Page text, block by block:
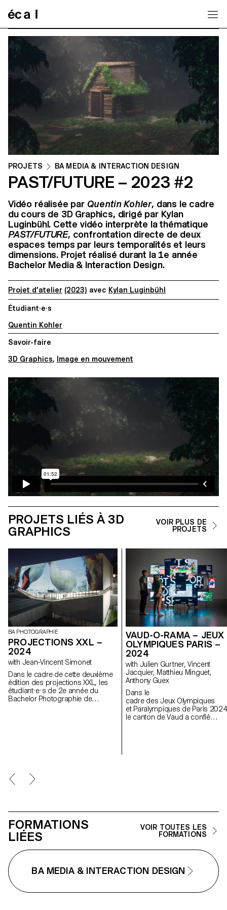
PROJETS BA MEDIA & INTERACTION DESIGN
PAST/FUTURE – 2023 #2
Vidéo réalisée par Quentin Kohler, dans le cadre
du cours de 3D Graphics, dirigé par Kylan
Luginbühl. Cette vidéo interprète la thématique
PAST/FUTURE, confrontation directe de deux
espaces temps par leurs temporalités et leurs
dimensions. Projet réalisé durant la 1e année
Bachelor Media & Interaction Design.
Projet d’atelier (2023) avec Kylan Luginbühl
Étudiant·e·s
Quentin Kohler
Savoir-faire
3D Graphics, Image en mouvement
PROJETS LIÉS À 3D
GRAPHICS
VOIR PLUS DE
PROJETS
BA PHOTOGRAPHIE
PROJECTIONS XXL –
2024
with Jean-Vincent Simonet
Dans le cadre de cette deuxième
édition des projections XXL, les
étudiant·e·s de 2e année du
Bachelor Photographie de
animer les façades du mudac et
de Photo Elysée avec créativité et
VAUD-O-RAMA – JEUX
OLYMPIQUES PARIS –
2024
with Julien Gurtner, Vincent
Jacquier, Matthieu Minguet,
Anthony Guex
Dans le
cadre des Jeux Olympiques
et Paralympiques de Paris
le canton de Vaud a confié
FORMATIONS
LIÉES
VOIR TOUTES LES
FORMATIONS
BA MEDIA & INTERACTION DESIGN